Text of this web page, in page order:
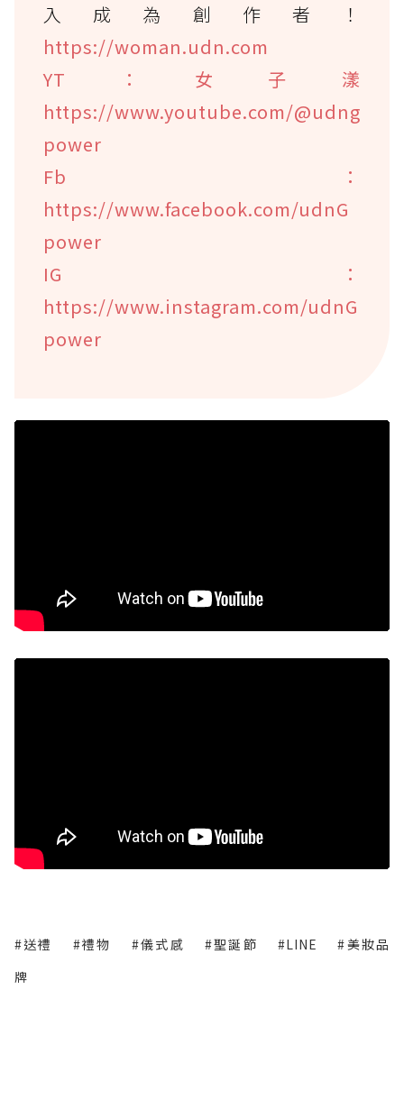
入成為創作者！
https://woman.udn.com
YT：女子漾
https://www.youtube.com/@udng
power
Fb：
https://www.facebook.com/udnG
power
IG：
https://www.instagram.com/udnG
power
#送禮 #禮物 #儀式感 #聖誕節 #LINE
#美妝品
牌